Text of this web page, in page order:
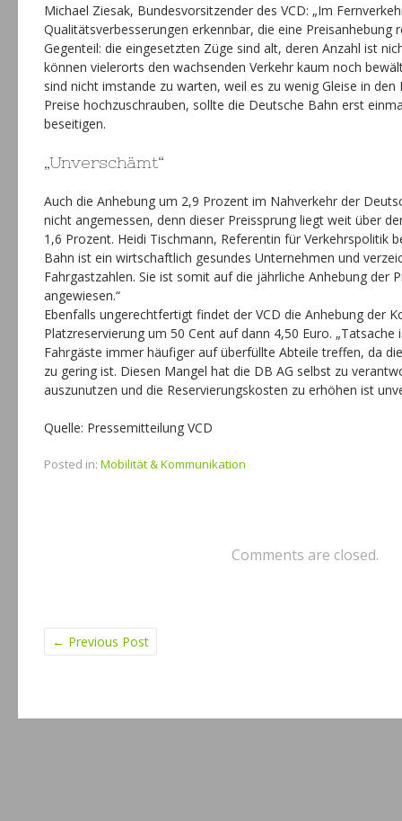
Michael Ziesak, Bundesvorsitzender des VCD: „Im
Qualitätsverbesserungen erkennbar, die eine Preisanhebung
Gegenteil: die eingesetzten Züge sind alt, deren Anzahl ist
können vielerorts den wachsenden Verkehr kaum noch
sind nicht imstande zu warten, weil es zu wenig Gleise in
Preise hochzuschrauben, sollte die Deutsche Bahn erst
beseitigen.
„Unverschämt“
Auch die Anhebung um 2,9 Prozent im Nahverkehr der
nicht angemessen, denn dieser Preissprung liegt weit über
1,6 Prozent. Heidi Tischmann, Referentin für Verkehrspolitik
Bahn ist ein wirtschaftlich gesundes Unternehmen und
Fahrgastzahlen. Sie ist somit auf die jährliche Anhebung der
angewiesen.“
Ebenfalls ungerechtfertigt findet der VCD die Anhebung der
Platzreservierung um 50 Cent auf dann 4,50 Euro. „Tatsache
Fahrgäste immer häufiger auf überfüllte Abteile treffen, da
zu gering ist. Diesen Mangel hat die DB AG selbst zu
auszunutzen und die Reservierungskosten zu erhöhen ist
Quelle: Pressemitteilung VCD
Posted in: Mobilität & Kommunikation
Comments are closed.
← Previous Post